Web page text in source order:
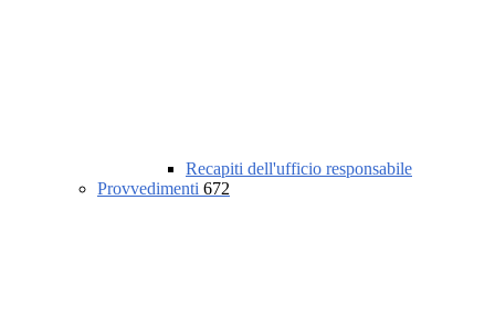
Recapiti dell'ufficio responsabile
Provvedimenti 672